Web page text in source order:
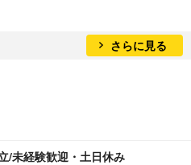
さらに見る
/未経験歓迎・土日休み